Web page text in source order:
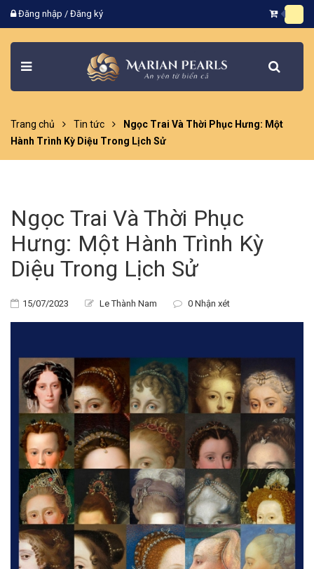
Đăng nhập / Đăng ký
Trang chủ Tin tức
Ngọc Trai Và Thời Phục Hưng: Một
Hành Trình Kỳ Diệu Trong Lịch Sử
Ngọc Trai Và Thời Phục
Hưng: Một Hành Trình Kỳ
Diệu Trong Lịch Sử
15/07/2023 Le Thành Nam 0 Nhận xét